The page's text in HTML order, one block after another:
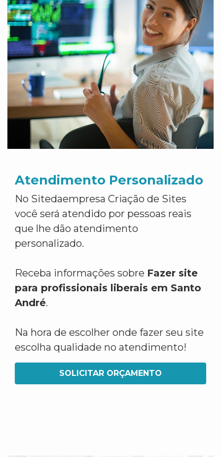
Atendimento Personalizado
No Sitedaempresa Criação de Sites
você será atendido por pessoas reais
que lhe dão atendimento
personalizado.
Receba informações sobre Fazer site
para profissionais liberais em Santo
André.
Na hora de escolher onde fazer seu site
escolha qualidade no atendimento!
SOLICITAR ORÇAMENTO